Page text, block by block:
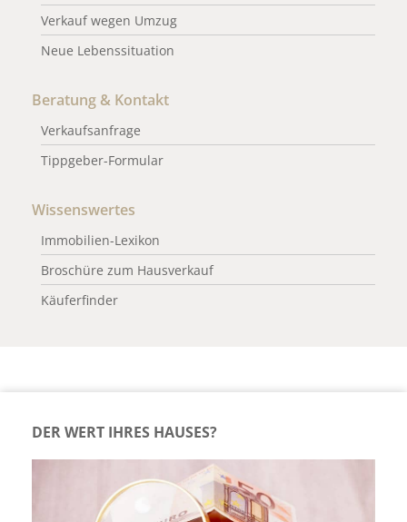
Verkauf wegen Umzug
Neue Lebenssituation
Beratung & Kontakt
Verkaufsanfrage
Tippgeber-Formular
Wissenswertes
Immobilien-Lexikon
Broschüre zum Hausverkauf
Käuferfinder
DER WERT IHRES HAUSES?